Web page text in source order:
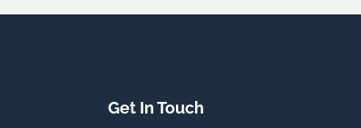
Get In Touch